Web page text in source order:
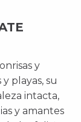
y
playas, su
intacta,
y amantes